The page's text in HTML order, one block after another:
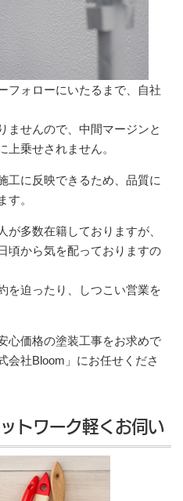
フォローにいたるまで、自社
ませんので、中間マージンと
上乗せされません。
工に反映できるため、品質に
す。
が多数在籍しておりますが、
頃から気を配っておりますの
を迫ったり、しつこい営業を
心価格の塗装工事をお求めで
会社Bloom」にお任せくださ
トワーク軽くお伺い